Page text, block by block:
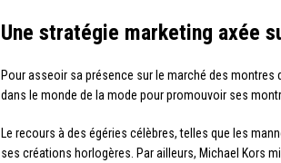
Une stratégie marketing axée
Pour asseoir sa présence sur le marché des montres
dans le monde de la mode pour promouvoir ses
Le recours à des égéries célèbres, telles que les
ses créations horlogères. Par ailleurs, Michael Kors